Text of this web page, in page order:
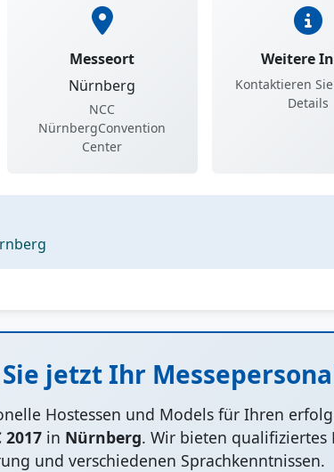
Messeort
Nürnberg
NCC
NürnbergConvention
Center
Weitere
Kontaktieren
Details
jetzt Ihr
Hostessen und Models für Ihren
2017in Nürnberg. Wir bieten qualifiziertes
und verschiedenen Sprachkenntnissen.